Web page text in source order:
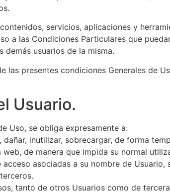
servicios, aplicaciones y
a las Condiciones Particulares que
usuarios de la misma.
presentes condiciones Generales de
Usuario.
Uso, se obliga expresamente a:
inutilizar, sobrecargar, de forma
de manera que impida su normal
asociadas a su nombre de
tanto de otros Usuarios como de